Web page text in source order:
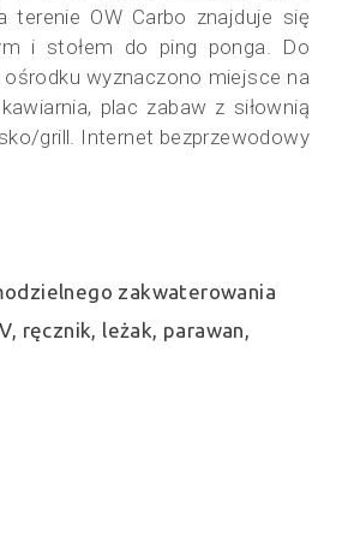
terenie OW Carbo znajduje się
i stołem do ping ponga. Do
wyznaczono miejsce na
plac zabaw z siłownią
grill. Internet bezprzewodowy
zakwaterowania
ręcznik, leżak, parawan,